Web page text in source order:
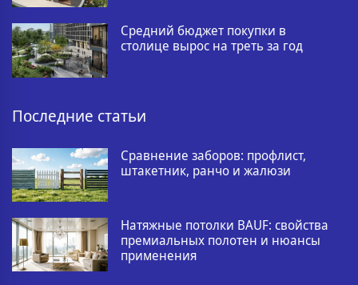
Средний бюджет покупки в
столице вырос на треть за год
Последние статьи
Сравнение заборов: профлист,
штакетник, ранчо и жалюзи
Натяжные потолки BAUF: свойства
премиальных полотен и нюансы
применения